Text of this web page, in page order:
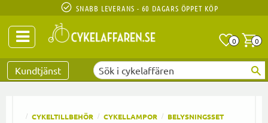
SNABB LEVERANS - 60 DAGARS ÖPPET KÖP
0 0
Kundtjänst
CYKELTILLBEHÖR CYKELLAMPOR BELYSNINGSSET